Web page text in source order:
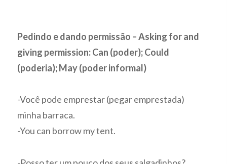
Pedindo e dando permissão – Asking for and
giving permission: Can (poder); Could
(poderia); May (poder informal)
-Você pode emprestar (pegar emprestada)
minha barraca.
-You can borrow my tent.